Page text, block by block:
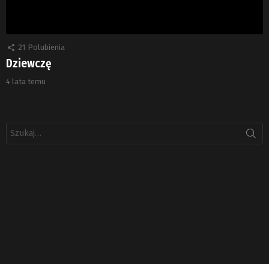
21 Polubienia
Dziewczę
4 lata temu